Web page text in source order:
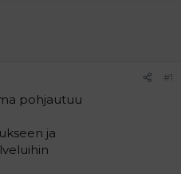
#1
pohjautuu
ja